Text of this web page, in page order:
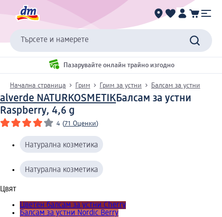
Търсете и намерете
Пазарувайте онлайн трайно изгодно
Начална страница Грим Грим за устни Балсам за устни
alverde NATURKOSMETIKБалсам за устни
Raspberry, 4,6 g
4 (71 Оценки)
Натурална козметика
Натурална козметика
Цвят
Цветен балсам за устни Cherry
Балсам за устни Nordic Berry